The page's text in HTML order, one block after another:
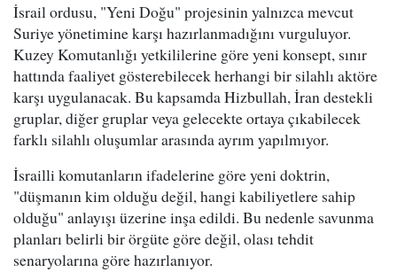
İsrail ordusu, "Yeni Doğu" projesinin yalnızca mevcut
Suriye yönetimine karşı hazırlanmadığını vurguluyor.
Kuzey Komutanlığı yetkililerine göre yeni konsept, sınır
hattında faaliyet gösterebilecek herhangi bir silahlı aktöre
karşı uygulanacak. Bu kapsamda Hizbullah, İran destekli
gruplar, diğer gruplar veya gelecekte ortaya çıkabilecek
farklı silahlı oluşumlar arasında ayrım yapılmıyor.
İsrailli komutanların ifadelerine göre yeni doktrin,
"düşmanın kim olduğu değil, hangi kabiliyetlere sahip
olduğu" anlayışı üzerine inşa edildi. Bu nedenle savunma
planları belirli bir örgüte göre değil, olası tehdit
senaryolarına göre hazırlanıyor.